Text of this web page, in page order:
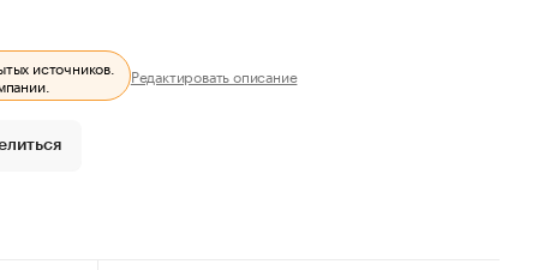
источников.
Редактировать описание